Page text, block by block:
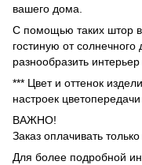
вашего дома.
С помощью таких штор
гостиную от солнечного
разнообразить
*** Цвет и оттенок
настроек
ВАЖНО!
Заказ оплачивать
Для более подробной